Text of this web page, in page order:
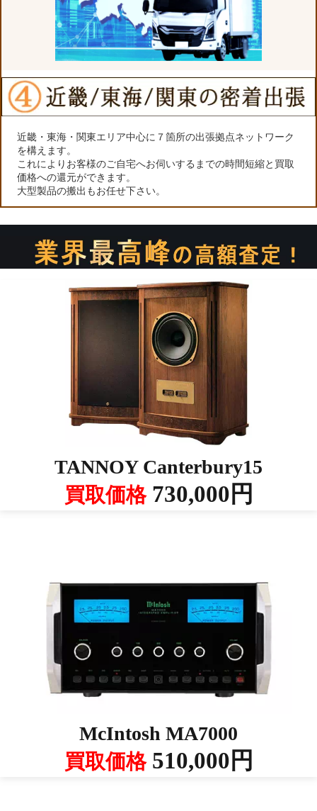
近畿・東海・関東エリア中心に７箇所の出張拠点ネットワーク
を構えます。
これによりお客様のご自宅へお伺いするまでの時間短縮と買取
価格への還元ができます。
大型製品の搬出もお任せ下さい。
TANNOY Canterbury15
買取価格730,000円
McIntosh MA7000
買取価格510,000円